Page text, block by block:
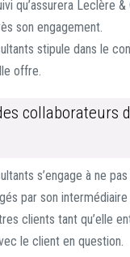
qu’assurera Leclère
son engagement.
stipule dans le
offre.
collaborateurs
s’engage à ne
par son
clients tant qu’elle
le client en question.